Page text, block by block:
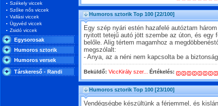
Székely viccek
Szőke nős viccek
Vallási viccek
Ügyvéd viccek
Zsidó viccek
Egysorosak
Humoros sztorik
Humoros versek
Társkereső - Randi
Humoros sztorik Top 100 [22/100]
Egy szép nyári estén hazafelé autóztam
nyitott tetejű autó jött szembe az úton, és egy
belőle. Alig tértem magamhoz a
megszólalt:
- Anya, az a néni nem kapcsolta be a
Beküldő: ViccKirály szer... Értékelés:
Humoros sztorik Top 100 [23/100]
Vendégségbe készültünk a férjemmel, és